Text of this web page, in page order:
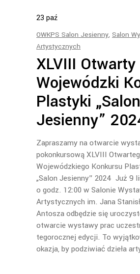
23 paź
OWKPS Salon Jesienny, Salon
Artystycznych
XLVIII Otwarty
Wojewódzki
Plastyki „Salon
Jesienny”
Zapraszamy na otwarcie
pokonkursową XLVIII
Wojewódzkiego Konkursu
„Salon Jesienny” 2024 Już 9
o godz. 12:00 w Salonie
Artystycznych im. Jana
Antosza odbędzie się
otwarcie wystawy prac
tegorocznej edycji. To
okazja, by podziwiać dzieła